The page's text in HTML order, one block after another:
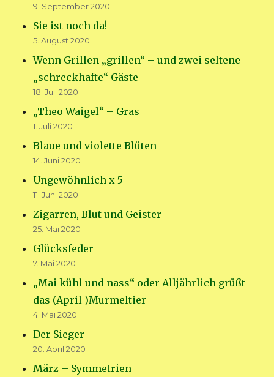
9. September 2020
Sie ist noch da!
5. August 2020
Wenn Grillen „grillen“ – und zwei seltene
„schreckhafte“ Gäste
18. Juli 2020
„Theo Waigel“ – Gras
1. Juli 2020
Blaue und violette Blüten
14. Juni 2020
Ungewöhnlich x 5
11. Juni 2020
Zigarren, Blut und Geister
25. Mai 2020
Glücksfeder
7. Mai 2020
„Mai kühl und nass“ oder Alljährlich grüßt
das (April-)Murmeltier
4. Mai 2020
Der Sieger
20. April 2020
März – Symmetrien